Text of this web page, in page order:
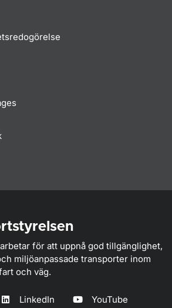
för att uppnå god tillgänglighet,
miljöanpassade transporter inom
och väg.
LinkedIn YouTube